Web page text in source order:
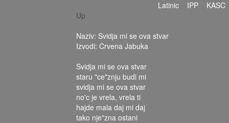
Latinic IPP
KASC
Up
Naziv: Svidja mi se ova stvar
Izvodi: Crvena Jabuka
Svidja mi se ova stvar
staru "ce"znju budi mi
svidja mi se ova stvar
no'c je vrela, vrela ti
hajde mala daj mi daj
tako nje"zna ostani